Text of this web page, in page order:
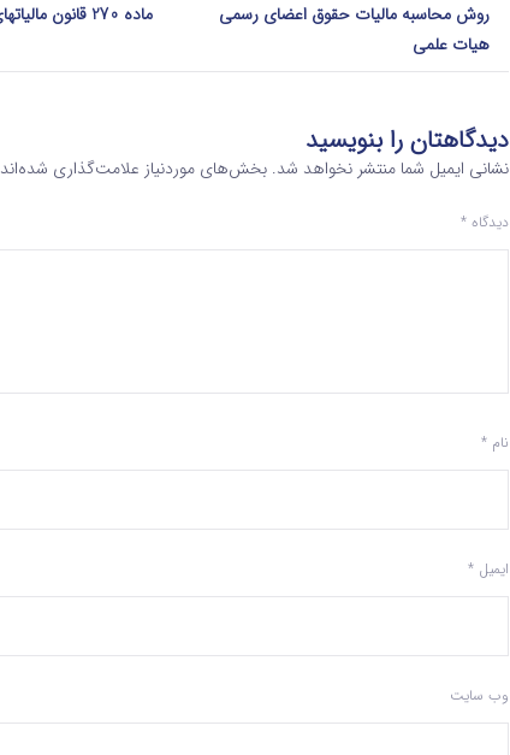
ماده 270 قانون مالیاتهای مستقیم
روش محاسبه مالیات حقوق اعضای رسمی
هیات علمی
دیدگاهتان را بنویسید
نشانی ایمیل شما منتشر نخواهد شد. بخش‌های موردنیاز علامت‌گذاری شده‌اند
دیدگاه *
نام *
ایمیل *
وب‌ سایت